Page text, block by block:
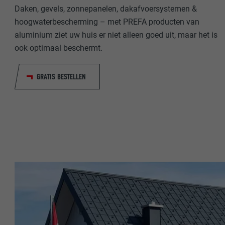
Daken, gevels, zonnepanelen, dakafvoersystemen &
hoogwaterbescherming – met PREFA producten van
aluminium ziet uw huis er niet alleen goed uit, maar het is
ook optimaal beschermt.
GRATIS BESTELLEN
NAAM
DOEL
NAAM
DOEL